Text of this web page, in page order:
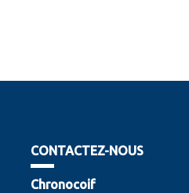
CONTACTEZ-NOUS
Chronocoif